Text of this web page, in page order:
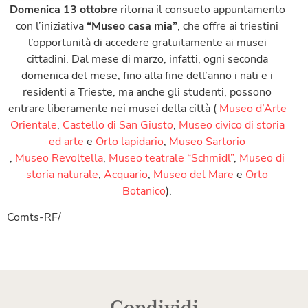
Domenica 13 ottobre ritorna il consueto appuntamento
con l’iniziativa“Museo casa mia”, che offre ai triestini
l’opportunità di accedere gratuitamente ai musei
cittadini. Dal mese di marzo, infatti, ogni seconda
domenica del mese, fino alla fine dell’anno i nati e i
residenti a Trieste, ma anche gli studenti, possono
entrare liberamente nei musei della città (Museo d’Arte
Orientale, Castello di San Giusto, Museo civico di storia
ed arte e Orto lapidario, Museo Sartorio
, Museo Revoltella, Museo teatrale “Schmidl”, Museo di
storia naturale, Acquario, Museo del Mare e Orto
Botanico).
Comts-RF/